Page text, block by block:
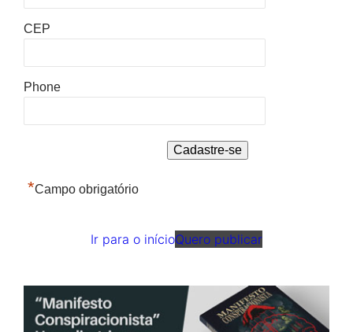
CEP
Phone
*Campo obrigatório
Ir para o inícioQuero publicar